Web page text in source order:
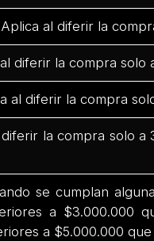
Aplica al diferir la
diferir la compra solo
al diferir la compra
la compra solo
se cumplan
a $3.000.000
a $5.000.000